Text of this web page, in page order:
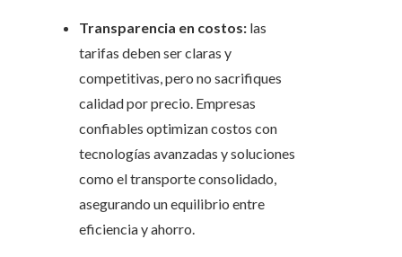
Transparencia en costos: las
tarifas deben ser claras y
competitivas, pero no sacrifiques
calidad por precio. Empresas
confiables optimizan costos con
tecnologías avanzadas y soluciones
como el transporte consolidado,
asegurando un equilibrio entre
eficiencia y ahorro.